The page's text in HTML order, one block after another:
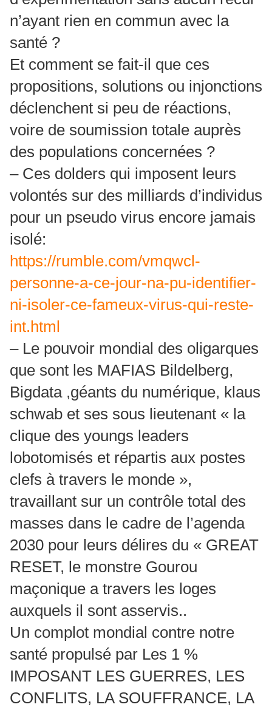
n’ayant rien en commun avec la
santé ?
Et comment se fait-il que ces
propositions, solutions ou injonctions
déclenchent si peu de réactions,
voire de soumission totale auprès
des populations concernées ?
– Ces dolders qui imposent leurs
volontés sur des milliards d’individus
pour un pseudo virus encore jamais
isolé:
https://rumble.com/vmqwcl-
personne-a-ce-jour-na-pu-identifier-
ni-isoler-ce-fameux-virus-qui-reste-
int.html
– Le pouvoir mondial des oligarques
que sont les MAFIAS Bildelberg,
Bigdata ,géants du numérique, klaus
schwab et ses sous lieutenant « la
clique des youngs leaders
lobotomisés et répartis aux postes
clefs à travers le monde »,
travaillant sur un contrôle total des
masses dans le cadre de l’agenda
2030 pour leurs délires du « GREAT
RESET, le monstre Gourou
maçonique a travers les loges
auxquels il sont asservis..
Un complot mondial contre notre
santé propulsé par Les 1 %
IMPOSANT LES GUERRES, LES
CONFLITS, LA SOUFFRANCE, LA